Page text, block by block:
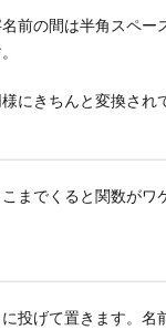
前の間は半角スペー
にきちんと変換され
までくると関数がワ
投げて置きます。名